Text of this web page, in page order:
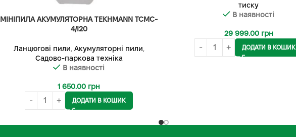
МІНІПИЛА АКУМУЛЯТОРНА TEKHMANN TCMC-
4/I20
Ланцюгові пили, Акумуляторні пили,
Садово-паркова техніка
В наявності
1 650.00 грн
ДОДАТИ В КОШИК
тиску
В наявності
29 999.00 грн
ДОДАТИ В КОШИК